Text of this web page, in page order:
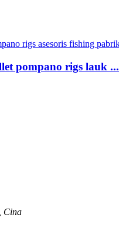
pompano rigs lauk ...
Cina